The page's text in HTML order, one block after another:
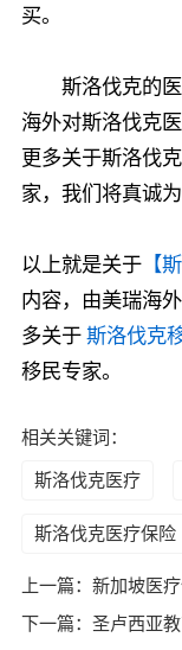
买。
斯洛伐克的医
海外对斯洛伐克
更多关于斯洛伐
家，我们将真诚为
以上就是关于【
内容，由美瑞海
多关于 斯洛伐克
移民专家。
相关关键词：
斯洛伐克医疗
斯洛伐克医疗保险
上一篇： 新加坡医
下一篇： 圣卢西亚